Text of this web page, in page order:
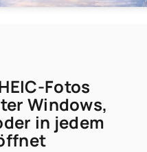
Fotos
Windows,
in jedem